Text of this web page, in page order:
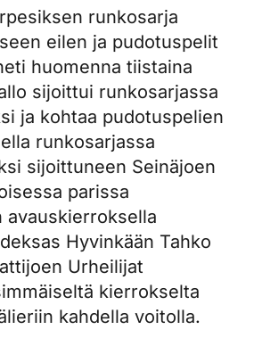
runkosarja
eilen ja pudotuspelit
huomenna tiistaina
sijoittui runkosarjassa
ja kohtaa pudotuspelien
runkosarjassa
sijoittuneen Seinäjoen
parissa
avauskierroksella
Hyvinkään Tahko
Urheilijat
kierrokselta
kahdella voitolla.